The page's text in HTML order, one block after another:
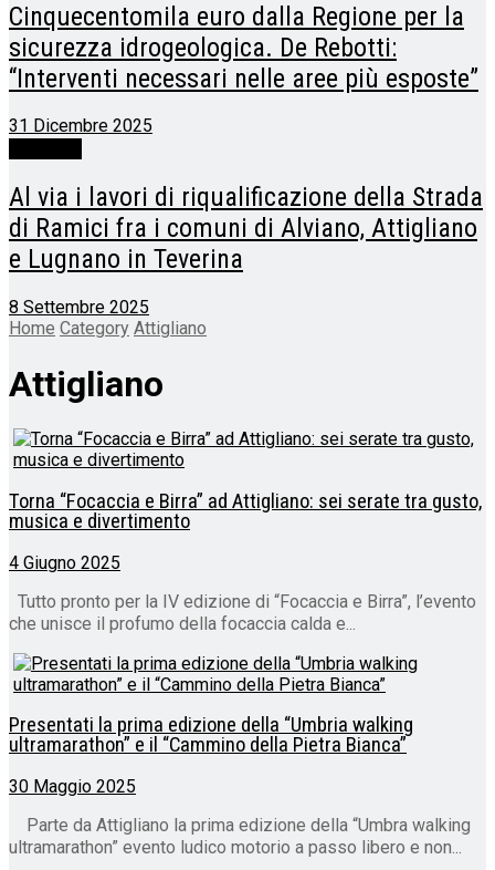
Cinquecentomila euro dalla Regione per la
sicurezza idrogeologica. De Rebotti:
“Interventi necessari nelle aree più esposte”
31 Dicembre 2025
Al via i lavori di riqualificazione della Strada
di Ramici fra i comuni di Alviano, Attigliano
e Lugnano in Teverina
8 Settembre 2025
Home Category Attigliano
Attigliano
Torna “Focaccia e Birra” ad Attigliano: sei serate tra gusto,
musica e divertimento
4 Giugno 2025
Tutto pronto per la IV edizione di “Focaccia e Birra”, l’evento
che unisce il profumo della focaccia calda e...
Presentati la prima edizione della “Umbria walking
ultramarathon” e il “Cammino della Pietra Bianca”
30 Maggio 2025
Parte da Attigliano la prima edizione della “Umbra walking
ultramarathon” evento ludico motorio a passo libero e non...